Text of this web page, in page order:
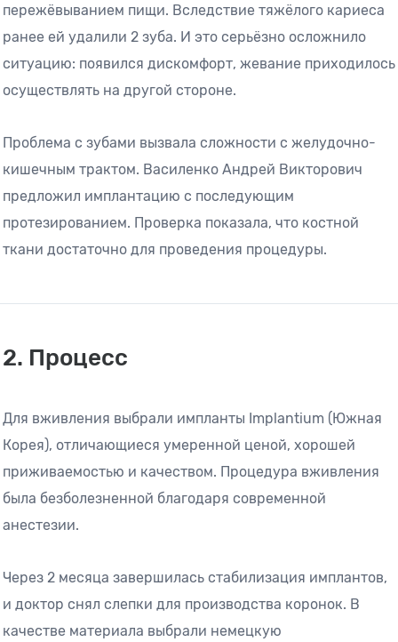
пережёвыванием пищи. Вследствие тяжёлого кариеса
ранее ей удалили 2 зуба. И это серьёзно осложнило
ситуацию: появился дискомфорт, жевание приходилось
осуществлять на другой стороне.
Проблема с зубами вызвала сложности с желудочно-
кишечным трактом. Василенко Андрей Викторович
предложил имплантацию с последующим
протезированием. Проверка показала, что костной
ткани достаточно для проведения процедуры.
2. Процесс
Для вживления выбрали импланты Implantium (Южная
Корея), отличающиеся умеренной ценой, хорошей
приживаемостью и качеством. Процедура вживления
была безболезненной благодаря современной
анестезии.
Через 2 месяца завершилась стабилизация имплантов,
и доктор снял слепки для производства коронок. В
качестве материала выбрали немецкую